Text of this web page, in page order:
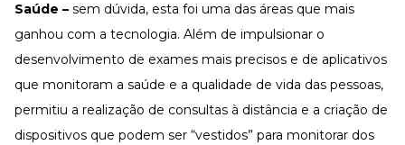
Saúde – sem dúvida, esta foi uma das áreas que mais
ganhou com a tecnologia. Além de impulsionar o
desenvolvimento de exames mais precisos e de aplicativos
que monitoram a saúde e a qualidade de vida das pessoas,
permitiu a realização de consultas à distância e a criação de
dispositivos que podem ser “vestidos” para monitorar dos